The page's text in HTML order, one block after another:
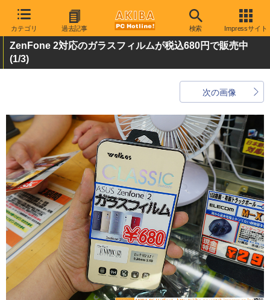
カテゴリ 過去記事 検索 Impressサイト
ZenFone 2対応のガラスフィルムが税込680円で販売中
(1/3)
次の画像